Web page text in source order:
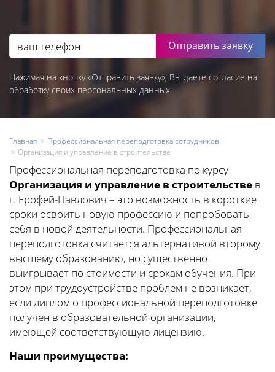
Отправить заявку
Нажимая на кнопку «Отправить заявку», Вы даете согласие на
обработку своих персональных данных.
Главная
Профессиональная переподготовка сотрудников
Организация и управление в строительстве
Профессиональная переподготовка по курсу
Организация и управление в строительстве в
г. Ерофей-Павлович – это возможность в короткие
сроки освоить новую профессию и попробовать
себя в новой деятельности. Профессиональная
переподготовка считается альтернативой второму
высшему образованию, но существенно
выигрывает по стоимости и срокам обучения. При
этом при трудоустройстве проблем не возникает,
если диплом о профессиональной переподготовке
получен в образовательной организации,
имеющей соответствующую лицензию.
Наши преимущества: